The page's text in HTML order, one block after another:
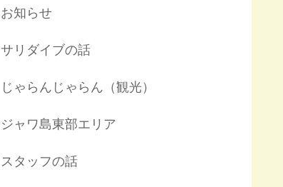
お知らせ
サリダイブの話
じゃらんじゃらん（観光）
ジャワ島東部エリア
スタッフの話